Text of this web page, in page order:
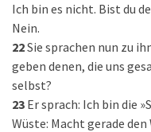
Ich bin es nicht. Bist du
Nein.
22Sie sprachen nun zu
geben denen, die uns
selbst?
23 Er sprach: Ich bin die
Wüste: Macht gerade den